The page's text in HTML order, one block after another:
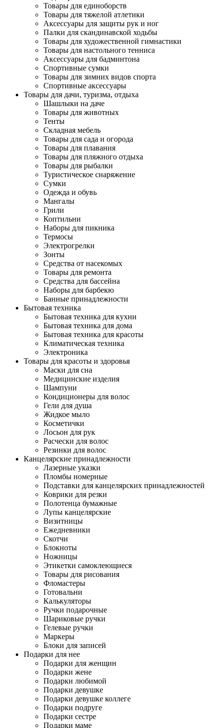
Товары для единоборств
Товары для тяжелой атлетики
Аксессуары для защиты рук и ног
Палки для скандинавской ходьбы
Товары для художественной гимнастики
Товары для настольного тенниса
Аксессуары для бадминтона
Спортивные сумки
Товары для зимних видов спорта
Спортивные аксессуары
Товары для дачи, туризма, отдыха
Шашлыки на даче
Товары для животных
Тенты
Складная мебель
Товары для сада и огорода
Товары для плавания
Товары для пляжного отдыха
Товары для рыбалки
Туристическое снаряжение
Сумки
Одежда и обувь
Мангалы
Грили
Коптильни
Наборы для пикника
Термосы
Электрогрелки
Зонты
Средства от насекомых
Товары для ремонта
Средства для бассейна
Наборы для барбекю
Банные принадлежности
Бытовая техника
Бытовая техника для кухни
Бытовая техника для дома
Бытовая техника для красоты
Климатическая техника
Электроника
Товары для красоты и здоровья
Маски для сна
Медицинские изделия
Шампуни
Кондиционеры для волос
Гели для душа
Жидкое мыло
Косметички
Лосьон для рук
Расчески для волос
Резинки для волос
Канцелярские принадлежности
Лазерные указки
Пломбы номерные
Подставки для канцелярских принадлежностей
Коврики для резки
Полотенца бумажные
Лупы канцелярские
Визитницы
Ежедневники
Скотчи
Блокноты
Ножницы
Этикетки самоклеющиеся
Товары для рисования
Фломастеры
Готовальни
Калькуляторы
Ручки подарочные
Шариковые ручки
Гелевые ручки
Маркеры
Блоки для записей
Подарки для нее
Подарки для женщин
Подарки жене
Подарки любимой
Подарки девушке
Подарки девушке коллеге
Подарки подруге
Подарки сестре
Подарки маме